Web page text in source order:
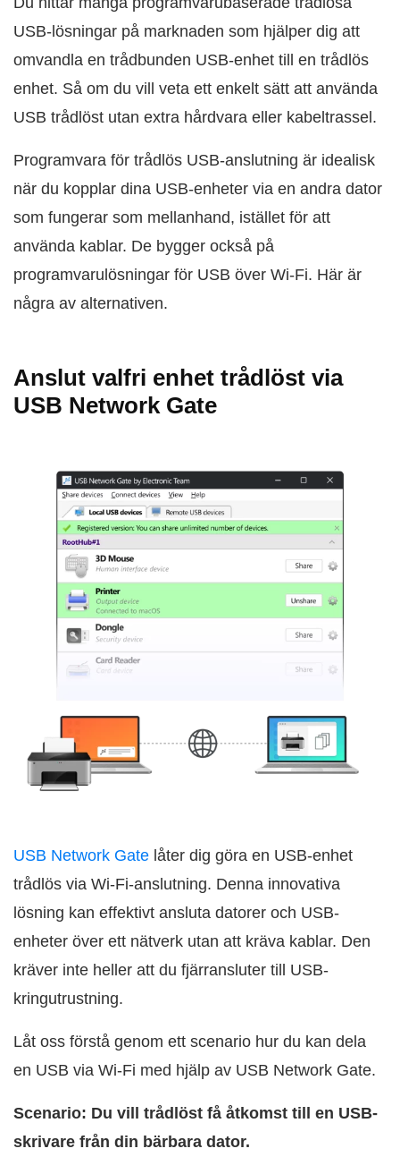
USB-lösningar på marknaden som hjälper dig att
omvandla en trådbunden USB-enhet till en trådlös
enhet. Så om du vill veta ett enkelt sätt att använda
USB trådlöst utan extra hårdvara eller kabeltrassel.
Programvara för trådlös USB-anslutning är idealisk
när du kopplar dina USB-enheter via en andra dator
som fungerar som mellanhand, istället för att
använda kablar. De bygger också på
programvarulösningar för USB över Wi‑Fi. Här är
några av alternativen.
Anslut valfri enhet trådlöst via
USB Network Gate
USB Network Gate låter dig göra en USB-enhet
trådlös via Wi‑Fi-anslutning. Denna innovativa
lösning kan effektivt ansluta datorer och USB-
enheter över ett nätverk utan att kräva kablar. Den
kräver inte heller att du fjärransluter till USB-
kringutrustning.
Låt oss förstå genom ett scenario hur du kan dela
en USB via Wi‑Fi med hjälp av USB Network Gate.
Scenario: Du vill trådlöst få åtkomst till en USB-
skrivare från din bärbara dator.